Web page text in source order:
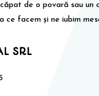
de o povară sau un
ce facem și ne iubim
SRL